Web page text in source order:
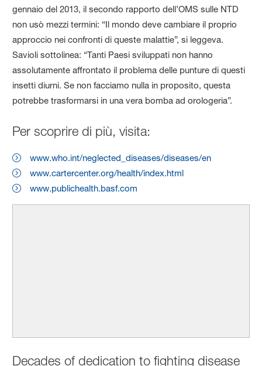
gennaio del 2013, il secondo rapporto dell’OMS sulle NTD
non usò mezzi termini: “Il mondo deve cambiare il proprio
approccio nei confronti di queste malattie”, si leggeva.
Savioli sottolinea: “Tanti Paesi sviluppati non hanno
assolutamente affrontato il problema delle punture di questi
insetti diurni. Se non facciamo nulla in proposito, questa
potrebbe trasformarsi in una vera bomba ad orologeria”.
Per scoprire di più, visita:
www.who.int/neglected_diseases/diseases/en
www.cartercenter.org/health/index.html
www.publichealth.basf.com
Decades of dedication to fighting disease